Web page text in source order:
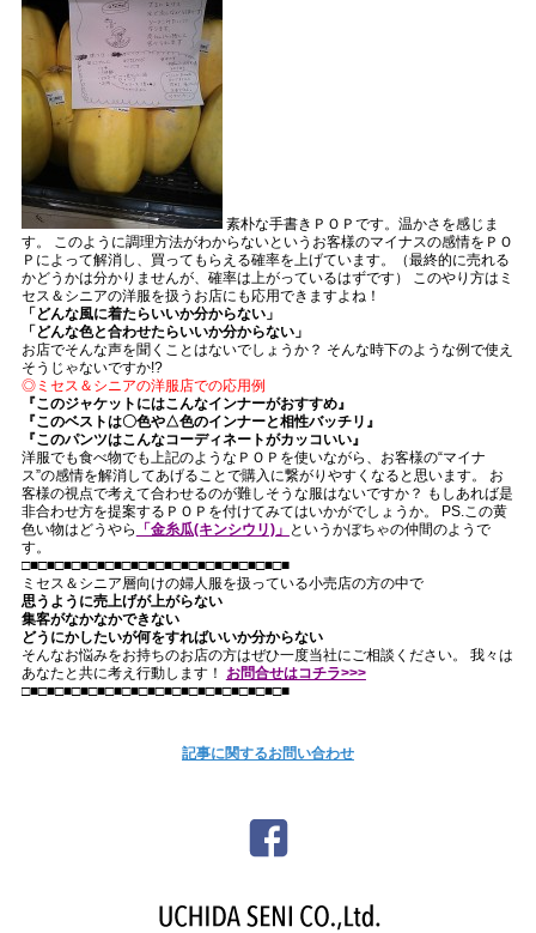
素朴な手書きＰＯＰです。温かさを感じま
す。 このように調理方法がわからないというお客様のマイナスの感情をＰＯ
Ｐによって解消し、買ってもらえる確率を上げています。（最終的に売れる
かどうかは分かりませんが、確率は上がっているはずです） このやり方はミ
セス＆シニアの洋服を扱うお店にも応用できますよね！
「どんな風に着たらいいか分からない」
「どんな色と合わせたらいいか分からない」
お店でそんな声を聞くことはないでしょうか？ そんな時下のような例で使え
そうじゃないですか!?
◎ミセス＆シニアの洋服店での応用例
『このジャケットにはこんなインナーがおすすめ』
『このベストは〇色や△色のインナーと相性バッチリ』
『このパンツはこんなコーディネートがカッコいい』
洋服でも食べ物でも上記のようなＰＯＰを使いながら、お客様の“マイナ
ス”の感情を解消してあげることで購入に繋がりやすくなると思います。 お
客様の視点で考えて合わせるのが難しそうな服はないですか？ もしあれば是
非合わせ方を提案するＰＯＰを付けてみてはいかがでしょうか。 PS.この黄
色い物はどうやら
「金糸瓜(キンシウリ)」 というかぼちゃの仲間のようで
す。
□■□■□■□■□■□■□■□■□■□■□■□■□■□■□■□■
ミセス＆シニア層向けの婦人服を扱っている小売店の方の中で
思うように売上げが上がらない
集客がなかなかできない
どうにかしたいが何をすればいいか分からない
そんなお悩みをお持ちのお店の方はぜひ一度当社にご相談ください。 我々は
あなたと共に考え行動します！ お問合せはコチラ>>>
□■□■□■□■□■□■□■□■□■□■□■□■□■□■□■□■
記事に関するお問い合わせ